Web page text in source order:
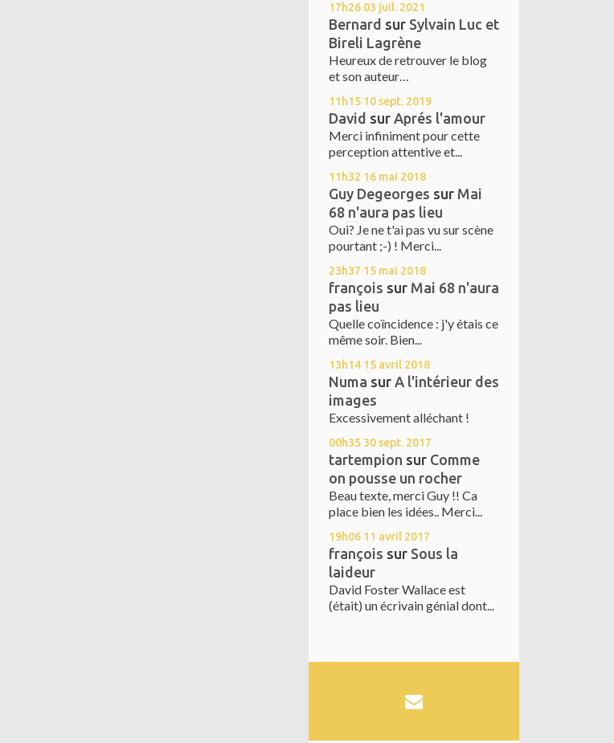
17h26 03 juil. 2021
Bernard sur Sylvain Luc et
Bireli Lagrène
Heureux de retrouver le blog
et son auteur…
11h15 10sept. 2019
David sur Aprés l'amour
Merci infiniment pour cette
perception attentive et...
11h32 16 mai 2018
Guy Degeorges sur Mai
68 n'aura pas lieu
Oui? Je ne t'ai pas vu sur scène
pourtant ;-) ! Merci...
23h37 15 mai 2018
françois sur Mai 68 n'aura
pas lieu
Quelle coïncidence : j'y étais ce
même soir. Bien...
13h14 15 avril 2018
Numa sur A l'intérieur des
images
Excessivement alléchant !
00h35 30sept. 2017
tartempion sur Comme
on pousse un rocher
Beau texte, merci Guy !! Ca
place bien les idées.. Merci...
19h06 11 avril 2017
françois sur Sous la
laideur
David Foster Wallace est
(était) un écrivain génial dont...